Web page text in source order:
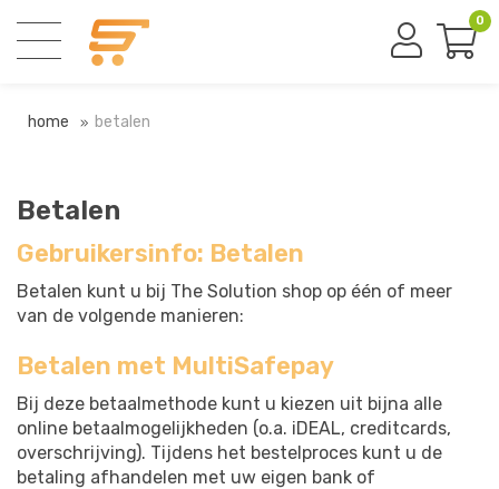
0
home betalen
Betalen
Gebruikersinfo: Betalen
Betalen kunt u bij The Solution shop op één of meer
van de volgende manieren:
Betalen met MultiSafepay
Bij deze betaalmethode kunt u kiezen uit bijna alle
online betaalmogelijkheden (o.a. iDEAL, creditcards,
overschrijving). Tijdens het bestelproces kunt u de
betaling afhandelen met uw eigen bank of